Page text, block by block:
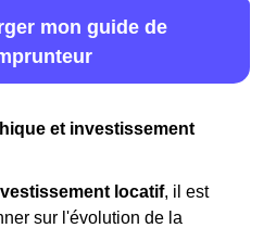
mon guide de
et investissement
locatif, il est
sur l'évolution de la